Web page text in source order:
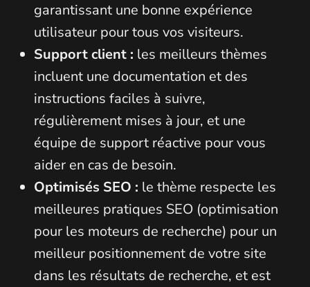
garantissant une bonne expérience
utilisateur pour tous vos visiteurs.
Support client : les meilleurs thèmes
incluent une documentation et des
instructions faciles à suivre,
régulièrement mises à jour, et une
équipe de support réactive pour vous
aider en cas de besoin.
Optimisés SEO : le thème respecte les
meilleures pratiques SEO (optimisation
pour les moteurs de recherche) pour un
meilleur positionnement de votre site
dans les résultats de recherche, et est